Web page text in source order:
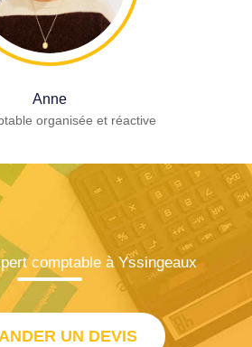
Anne
organisée et réactive
comptable à Yssingeaux
UN DEVIS